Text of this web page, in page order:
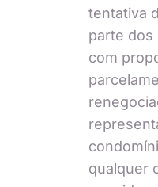
tentativa
parte
com
qualquer